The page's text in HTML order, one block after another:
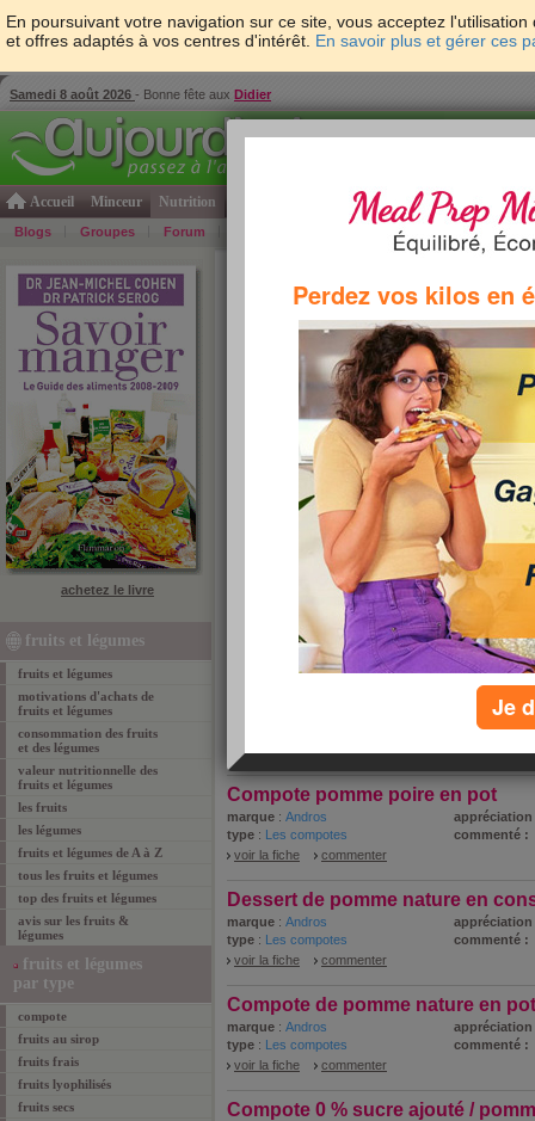
En poursuivant votre navigation sur ce site, vous acceptez
et offres adaptés à vos centres d'intérêt. En savoir plus et gérer ces
Samedi 8 août 2026 - Bonne fête aux Didier
Accueil Minceur Nutrition Psycho & tests Forme & santé
Blogs Groupes Forum Bons Plans
achetez le livre
fruits et légumes
fruits et légumes
motivations d'achats de
fruits et légumes
consommation des fruits
et des légumes
valeur nutritionnelle des
fruits et légumes
les fruits
les légumes
fruits et légumes de A à Z
tous les fruits et légumes
top des fruits et légumes
avis sur les fruits &
légumes
fruits et légumes
par type
compote
fruits au sirop
fruits frais
fruits lyophilisés
fruits secs
»
tous les fruits et légumes par ordre
G H J K L M O P
fruits et légumes Andros
Voici la liste des fruits et légumes Andros
célèbres nutritionnistes JM Cohen et Patrick Sérog.
1 - 10 de 35 « ‹ Préc. 1 2 3 4
Compote de pomme allégée en
commenté :
Compote pomme poire en pot
marque : Andros
appréciation
type : Les compotes
commenté :
voir la fiche
commenter
Dessert de pomme nature en
marque : Andros
appréciation
type : Les compotes
commenté :
voir la fiche
commenter
Compote de pomme nature en pot
marque : Andros
appréciation
type : Les compotes
commenté :
voir la fiche
commenter
Compote 0 % sucre ajouté /
Perdez vos kilos en
Je